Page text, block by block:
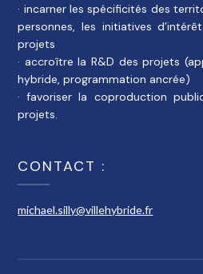
· incarner les spécificités des
personnes, les initiatives
projets
· accroître la R&D des projets
hybride, programmation ancrée)
· favoriser la coproduction
projets.
CONTACT :
michael.silly@villehybride.fr